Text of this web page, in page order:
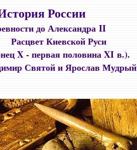
России
до Александра II
Расцвет Киевской Руси
X - первая половина XI в.).
Святой и Ярослав Мудрый